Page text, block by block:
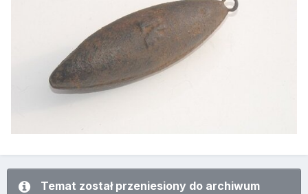
Temat został przeniesiony do archiwum